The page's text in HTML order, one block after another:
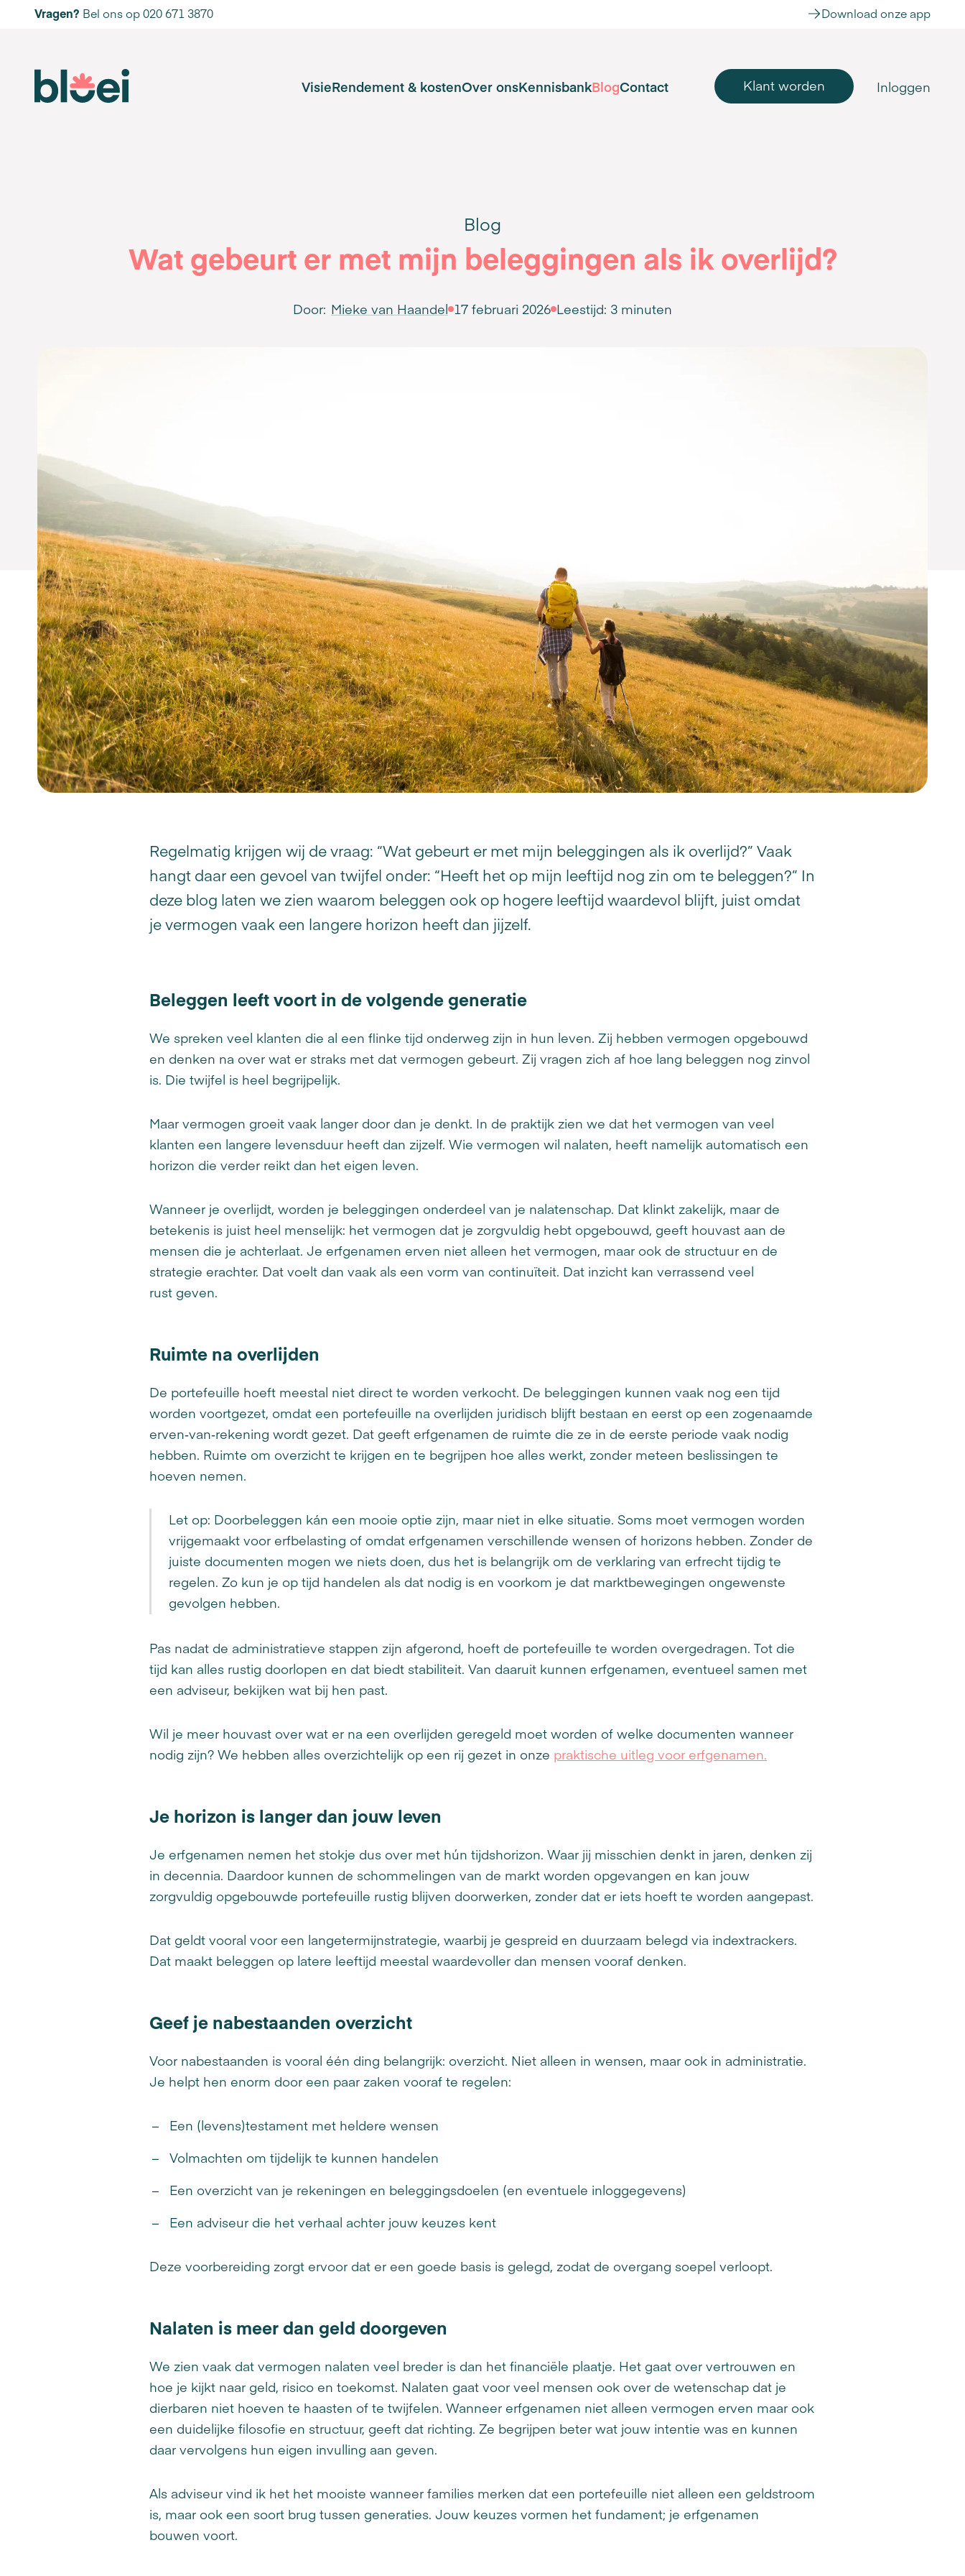
Vragen? Bel ons op 020 671 3870 Download onze app
VisieRendement & kostenOver onsKennisbankBlogContact Klant worden Inloggen
Blog
Wat gebeurt er met mijn beleggingen als ik overlijd?
Door: Mieke van Haandel 17 februari 2026 Leestijd: 3 minuten
Regelmatig krijgen wij de vraag: “Wat gebeurt er met mijn beleggingen als ik overlijd?” Vaak
hangt daar een gevoel van twijfel onder: “Heeft het op mijn leeftijd nog zin om te beleggen?” In
deze blog laten we zien waarom beleggen ook op hogere leeftijd waardevol blijft, juist omdat
je vermogen vaak een langere horizon heeft dan jijzelf.
Beleggen leeft voort in de volgende generatie
We spreken veel klanten die al een flinke tijd onderweg zijn in hun leven. Zij hebben vermogen opgebouwd
en denken na over wat er straks met dat vermogen gebeurt. Zij vragen zich af hoe lang beleggen nog zinvol
is. Die twijfel is heel begrijpelijk.
Maar vermogen groeit vaak langer door dan je denkt. In de praktijk zien we dat het vermogen van veel
klanten een langere levensduur heeft dan zijzelf. Wie vermogen wil nalaten, heeft namelijk automatisch een
horizon die verder reikt dan het eigen leven.
Wanneer je overlijdt, worden je beleggingen onderdeel van je nalatenschap. Dat klinkt zakelijk, maar de
betekenis is juist heel menselijk: het vermogen dat je zorgvuldig hebt opgebouwd, geeft houvast aan de
mensen die je achterlaat. Je erfgenamen erven niet alleen het vermogen, maar ook de structuur en de
strategie erachter. Dat voelt dan vaak als een vorm van continuïteit. Dat inzicht kan verrassend veel
rust geven.
Ruimte na overlijden
De portefeuille hoeft meestal niet direct te worden verkocht. De beleggingen kunnen vaak nog een tijd
worden voortgezet, omdat een portefeuille na overlijden juridisch blijft bestaan en eerst op een zogenaamde
erven‑van‑rekening wordt gezet. Dat geeft erfgenamen de ruimte die ze in de eerste periode vaak nodig
hebben. Ruimte om overzicht te krijgen en te begrijpen hoe alles werkt, zonder meteen beslissingen te
hoeven nemen.
Let op: Doorbeleggen kán een mooie optie zijn, maar niet in elke situatie. Soms moet vermogen worden
vrijgemaakt voor erfbelasting of omdat erfgenamen verschillende wensen of horizons hebben. Zonder de
juiste documenten mogen we niets doen, dus het is belangrijk om de verklaring van erfrecht tijdig te
regelen. Zo kun je op tijd handelen als dat nodig is en voorkom je dat marktbewegingen ongewenste
gevolgen hebben.
Pas nadat de administratieve stappen zijn afgerond, hoeft de portefeuille te worden overgedragen. Tot die
tijd kan alles rustig doorlopen en dat biedt stabiliteit. Van daaruit kunnen erfgenamen, eventueel samen met
een adviseur, bekijken wat bij hen past.
Wil je meer houvast over wat er na een overlijden geregeld moet worden of welke documenten wanneer
nodig zijn? We hebben alles overzichtelijk op een rij gezet in onze praktische uitleg voor erfgenamen.
Je horizon is langer dan jouw leven
Je erfgenamen nemen het stokje dus over met hún tijdshorizon. Waar jij misschien denkt in jaren, denken zij
in decennia. Daardoor kunnen de schommelingen van de markt worden opgevangen en kan jouw
zorgvuldig opgebouwde portefeuille rustig blijven doorwerken, zonder dat er iets hoeft te worden aangepast.
Dat geldt vooral voor een langetermijnstrategie, waarbij je gespreid en duurzaam belegd via indextrackers.
Dat maakt beleggen op latere leeftijd meestal waardevoller dan mensen vooraf denken.
Geef je nabestaanden overzicht
Voor nabestaanden is vooral één ding belangrijk: overzicht. Niet alleen in wensen, maar ook in administratie.
Je helpt hen enorm door een paar zaken vooraf te regelen:
Een (levens)testament met heldere wensen
Volmachten om tijdelijk te kunnen handelen
Een overzicht van je rekeningen en beleggingsdoelen (en eventuele inloggegevens)
Een adviseur die het verhaal achter jouw keuzes kent
Deze voorbereiding zorgt ervoor dat er een goede basis is gelegd, zodat de overgang soepel verloopt.
Nalaten is meer dan geld doorgeven
We zien vaak dat vermogen nalaten veel breder is dan het financiële plaatje. Het gaat over vertrouwen en
hoe je kijkt naar geld, risico en toekomst. Nalaten gaat voor veel mensen ook over de wetenschap dat je
dierbaren niet hoeven te haasten of te twijfelen. Wanneer erfgenamen niet alleen vermogen erven maar ook
een duidelijke filosofie en structuur, geeft dat richting. Ze begrijpen beter wat jouw intentie was en kunnen
daar vervolgens hun eigen invulling aan geven.
Als adviseur vind ik het het mooiste wanneer families merken dat een portefeuille niet alleen een geldstroom
is, maar ook een soort brug tussen generaties. Jouw keuzes vormen het fundament; je erfgenamen
bouwen voort.